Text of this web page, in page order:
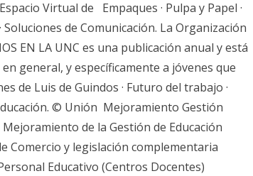
Virtual de Empaques · Pulpa y Papel ·
Soluciones de Comunicación. La Organización
EN LA UNC es una publicación anual y está
general, y específicamente a jóvenes que
de Luis de Guindos · Futuro del trabajo ·
© Unión Mejoramiento Gestión
de la Gestión de Educación
Comercio y legislación complementaria
Educativo (Centros Docentes)